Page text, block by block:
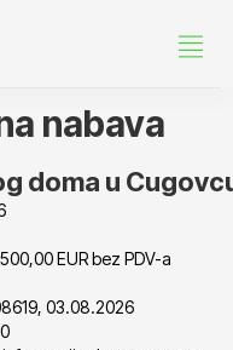
nabava
doma u
EUR bez PDV-a
03.08.2026